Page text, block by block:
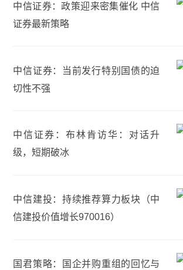
中信证券：政策迎来密集催化 中信
证券最新策略
中信证券：当前发行特别国债的迫
切性不强
中信证券：布林肯访华：对话升
级，短期破冰
中信建投：持续推荐算力板块（中
信建投价值增长970016）
国君策略：国企并购重组的回忆与